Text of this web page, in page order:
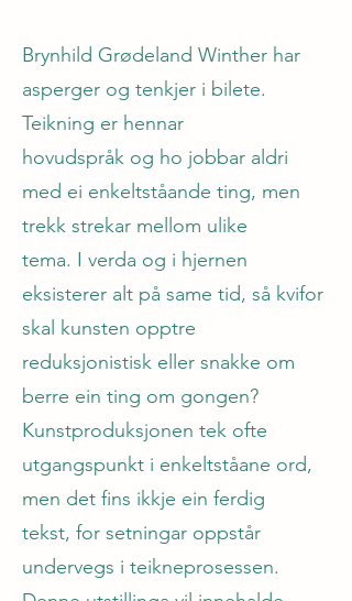
Brynhild Grødeland Winther har
asperger og tenkjer i bilete.
Teikning er hennar
hovudspråk og ho jobbar aldri
med ei enkeltståande ting, men
trekk strekar mellom ulike
tema. I verda og i hjernen
eksisterer alt på same tid, så kvifor
skal kunsten opptre
reduksjonistisk eller snakke om
berre ein ting om gongen?
Kunstproduksjonen tek ofte
utgangspunkt i enkeltståane ord,
men det fins ikkje ein ferdig
tekst, for setningar oppstår
undervegs i teikneprosessen.